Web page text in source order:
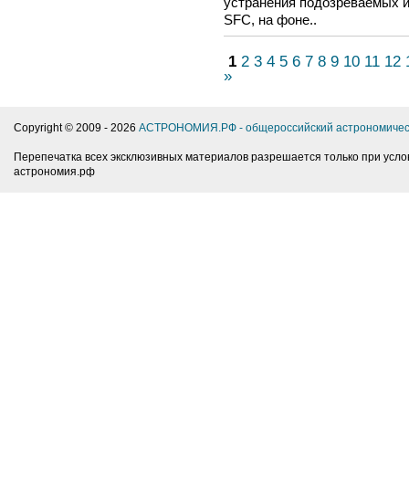
SFC, на фоне..
1 2 3 4 5 6 7 8 9 10 11 12
»
Copyright © 2009 - 2026 АСТРОНОМИЯ.РФ - общероссийский
Перепечатка всех эксклюзивных материалов разрешается только при
астрономия.рф